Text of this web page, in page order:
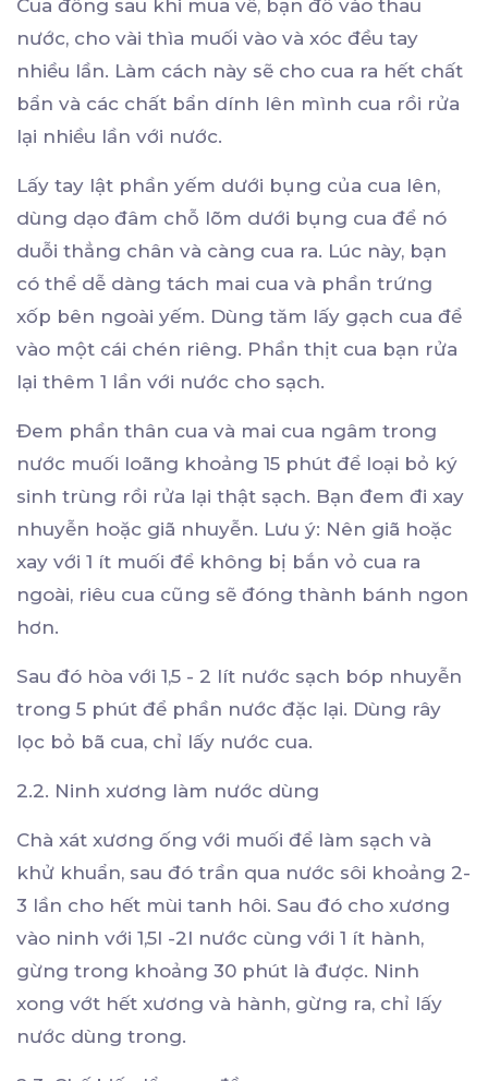
Cua đồng sau khi mua về, bạn đổ vào thau
nước, cho vài thìa muối vào và xóc đều tay
nhiều lần. Làm cách này sẽ cho cua ra hết chất
bẩn và các chất bẩn dính lên mình cua rồi rửa
lại nhiều lần với nước.
Lấy tay lật phần yếm dưới bụng của cua lên,
dùng dạo đâm chỗ lõm dưới bụng cua để nó
duỗi thẳng chân và càng cua ra. Lúc này, bạn
có thể dễ dàng tách mai cua và phần trứng
xốp bên ngoài yếm. Dùng tăm lấy gạch cua để
vào một cái chén riêng. Phần thịt cua bạn rửa
lại thêm 1 lần với nước cho sạch.
Đem phần thân cua và mai cua ngâm trong
nước muối loãng khoảng 15 phút để loại bỏ ký
sinh trùng rồi rửa lại thật sạch. Bạn đem đi xay
nhuyễn hoặc giã nhuyễn. Lưu ý: Nên giã hoặc
xay với 1 ít muối để không bị bắn vỏ cua ra
ngoài, riêu cua cũng sẽ đóng thành bánh ngon
hơn.
Sau đó hòa với 1,5 - 2 lít nước sạch bóp nhuyễn
trong 5 phút để phần nước đặc lại. Dùng rây
lọc bỏ bã cua, chỉ lấy nước cua.
2.2. Ninh xương làm nước dùng
Chà xát xương ống với muối để làm sạch và
khử khuẩn, sau đó trần qua nước sôi khoảng 2-
3 lần cho hết mùi tanh hôi. Sau đó cho xương
vào ninh với 1,5l -2l nước cùng với 1 ít hành,
gừng trong khoảng 30 phút là được. Ninh
xong vớt hết xương và hành, gừng ra, chỉ lấy
nước dùng trong.